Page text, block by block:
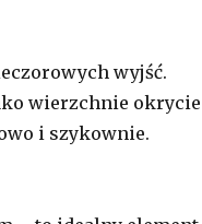
wyjść.
wierzchnie okrycie
i szykownie.